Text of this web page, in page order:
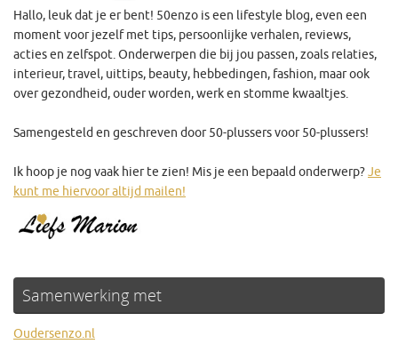
Hallo, leuk dat je er bent! 50enzo is een lifestyle blog, even een
moment voor jezelf met tips, persoonlijke verhalen, reviews,
acties en zelfspot. Onderwerpen die bij jou passen, zoals relaties,
interieur, travel, uittips, beauty, hebbedingen, fashion, maar ook
over gezondheid, ouder worden, werk en stomme kwaaltjes.
Samengesteld en geschreven door 50-plussers voor 50-plussers!
Ik hoop je nog vaak hier te zien! Mis je een bepaald onderwerp?Je
kunt me hiervoor altijd mailen!
Samenwerking met
Oudersenzo.nl